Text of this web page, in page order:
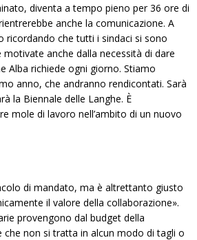
diventa a tempo pieno per 36 ore di
anche la comunicazione. A
ricordando che tutti i sindaci si sono
anche dalla necessità di dare
Alba richiede ogni giorno. Stiamo
anno, che andranno rendicontati. Sarà
la Biennale delle Langhe. È
mole di lavoro nell’ambito di un nuovo
di mandato, ma è altrettanto giusto
il valore della collaborazione».
provengono dal budget della
che non si tratta in alcun modo di tagli o